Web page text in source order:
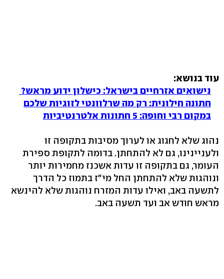
עוד בנושא:
נישואים אזרחיים בישראל: כישלון ידוע מראש?
חתונה חילונית: רק מה שרלוונטי לזוגיות שלכם
במקום רבי וחופה: 5 חתונות אלטרנטיביות
נהוג שלא לחגוג או לערוך מסיבות בתקופה זו
ולעניינינו, גם לא להתחתן. בדומה לתקופת ספירת
העומר, גם בתקופה זו עדות אשכנז מחמירות יותר
ונוהגות שלא להתחתן החל מי"ז בתמוז כל הדרך
לתשעה באב, ואילו עדות המזרח נוהגות שלא להינשא
מראש חודש אב ועד תשעה באב.